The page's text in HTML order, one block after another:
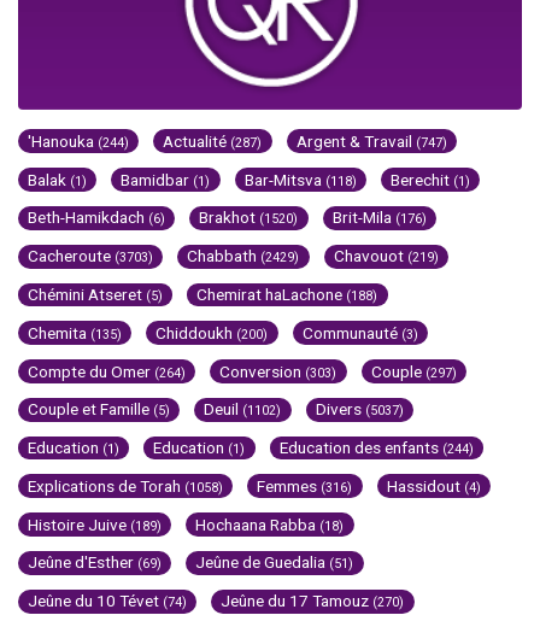
'Hanouka (244) Actualité (287) Argent & Travail (747)
Balak (1) Bamidbar (1) Bar-Mitsva (118) Berechit (1)
Beth-Hamikdach (6) Brakhot (1520) Brit-Mila (176)
Cacheroute (3703) Chabbath (2429) Chavouot (219)
Chémini Atseret (5) Chemirat haLachone (188)
Chemita (135) Chiddoukh (200) Communauté (3)
Compte du Omer (264) Conversion (303) Couple (297)
Couple et Famille (5) Deuil (1102) Divers (5037)
Education (1) Education (1) Education des enfants (244)
Explications de Torah (1058) Femmes (316) Hassidout (4)
Histoire Juive (189) Hochaana Rabba (18)
Jeûne d'Esther (69) Jeûne de Guedalia (51)
Jeûne du 10 Tévet (74) Jeûne du 17 Tamouz (270)